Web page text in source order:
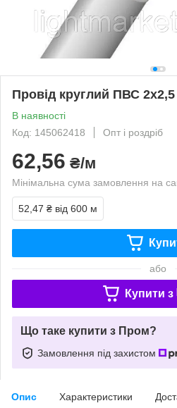
Провід круглий ПВС
В наявності
Код: 145062418
Опт і роздріб
62,56 ₴/м
Мінімальна сума замовлення на
52,47 ₴ від 600 м
або
Купити з
Що таке купити з Пром?
Замовлення під захистом
Опис Характеристики